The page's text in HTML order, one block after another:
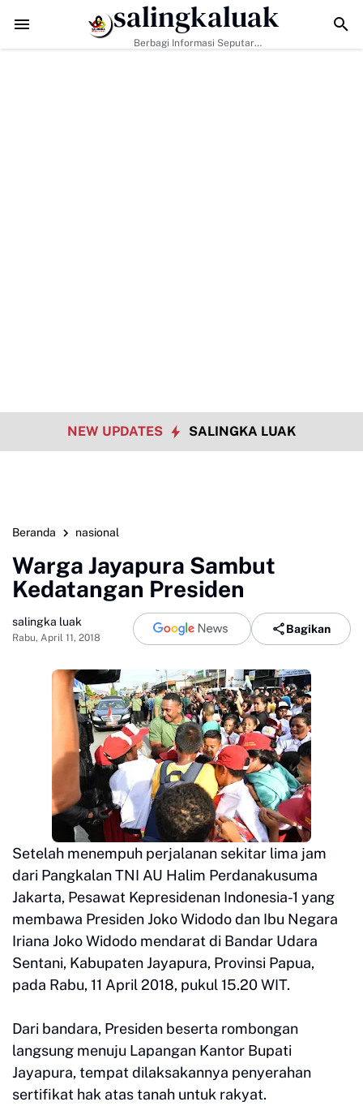
Data Sosial Jadi Kunci, Hj. Aida Dorong Nagari Aktif Pastikan
salingkaluak
Berbagi Informasi Seputar
NEW UPDATES SALINGKA LUAK
Beranda nasional
Warga Jayapura Sambut
Kedatangan Presiden
salingka luak
Rabu, April 11, 2018
Bagikan
Setelah menempuh perjalanan sekitar lima jam
dari Pangkalan TNI AU Halim Perdanakusuma
Jakarta, Pesawat Kepresidenan Indonesia-1 yang
membawa Presiden Joko Widodo dan Ibu Negara
Iriana Joko Widodo mendarat di Bandar Udara
Sentani, Kabupaten Jayapura, Provinsi Papua,
pada Rabu, 11 April 2018, pukul 15.20 WIT.
Dari bandara, Presiden beserta rombongan
langsung menuju Lapangan Kantor Bupati
Jayapura, tempat dilaksakannya penyerahan
sertifikat hak atas tanah untuk rakyat.